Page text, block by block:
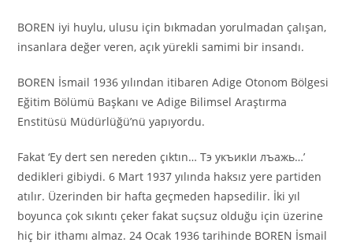
BOREN iyi huylu, ulusu için bıkmadan yorulmadan çalışan,
insanlara değer veren, açık yürekli samimi bir insandı.
BOREN İsmail 1936 yılından itibaren Adige Otonom Bölgesi
Eğitim Bölümü Başkanı ve Adige Bilimsel Araştırma
Enstitüsü Müdürlüğü’nü yapıyordu.
Fakat ‘Ey dert sen nereden çıktın… Тэ укъикIи лъажь…’
dedikleri gibiydi. 6 Mart 1937 yılında haksız yere partiden
atılır. Üzerinden bir hafta geçmeden hapsedilir. İki yıl
boyunca çok sıkıntı çeker fakat suçsuz olduğu için üzerine
hiç bir ithamı almaz. 24 Ocak 1936 tarihinde BOREN İsmail